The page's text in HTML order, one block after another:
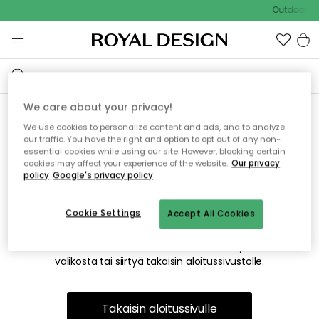
Outdoor
Emme valitettavasti löydä
etsimääsi sivua
Tämä voi johtua siitä, että sivua ei enää ole tai siitä, että se
on siirretty muualle. Pahoittelemme tästä mahdollisesti
valikosta tai siirtyä takaisin aloitussivustolle.
Takaisin aloitussivulle
We care about your privacy!
We use cookies to personalize content and ads, and to analyze
our traffic. You have the right and option to opt out of any non-
essential cookies while using our site. However, blocking certain
cookies may affect your experience of the website. Our privacy
policy Google's privacy policy
Accept All Cookies
Cookie Settings